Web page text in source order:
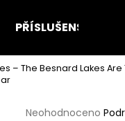
PŘÍSLUŠENSTVÍ
– The Besnard Lakes
Průměrné
Neohodnoceno